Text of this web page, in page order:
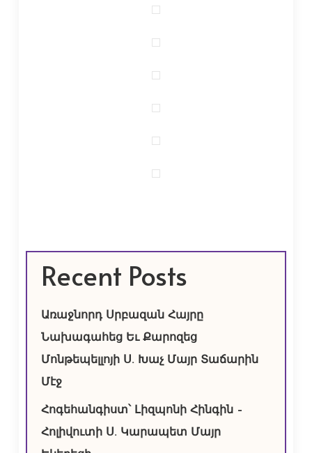
Recent Posts
Առաջնորդ Սրբազան Հայրը
Նախագահեց Եւ Քարոզեց
Մոնթեպելլոյի Ս. Խաչ Մայր Տաճարին
Մէջ
Հոգեհանգիստ՝ Լիզպոնի Հինգին –
Հոլիվուտի Ս. Կարապետ Մայր